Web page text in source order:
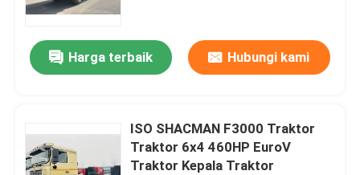
Harga terbaik Hubungi kami
ISO SHACMAN F3000 Traktor
Traktor 6x4 460HP EuroV
Traktor Kepala Traktor